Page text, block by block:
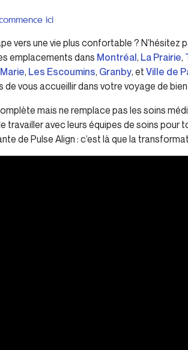
ici
vers une vie plus confortable ? N’hésitez
emplacements dans Montréal, La Prairie,
, Les Escoumins, Granby, et Ville de
vous accueillir dans votre voyage de
mais ne remplace pas les soins
travailler avec leurs équipes de soins pour
de Pulse Align : c’est là que la